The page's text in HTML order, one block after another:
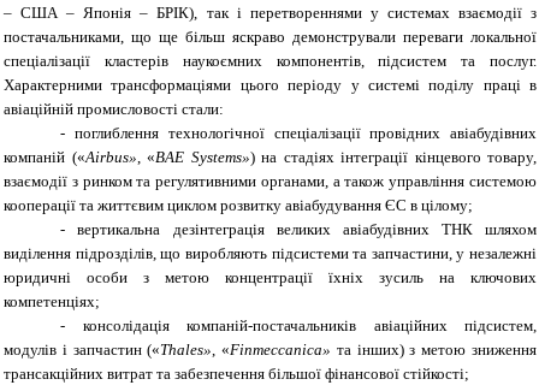
– США – Японія – БРІК), так і перетвореннями у системах взаємодії з
постачальниками, що ще більш яскраво демонстрували переваги локальної
спеціалізації кластерів наукоємних компонентів, підсистем та послуг.
Характерними трансформаціями цього періоду у системі поділу праці в
авіаційній промисловості стали:
- поглиблення технологічної спеціалізації провідних авіабудівних
компаній («Airbus», «BAE Systems») на стадіях інтеграції кінцевого товару,
взаємодії з ринком та регулятивними органами, а також управління системою
кооперації та життєвим циклом розвитку авіабудування ЄС в цілому;
-
вертикальна дезінтеграція великих авіабудівних ТНК шляхом
виділення підрозділів, що виробляють підсистеми та запчастини, у незалежні
юридичні особи з метою концентрації їхніх зусиль на ключових
компетенціях;
-
консолідація компаній-постачальників авіаційних підсистем,
модулів і запчастин («Thales», «Finmeccanica» та інших) з метою зниження
трансакційних витрат та забезпечення більшої фінансової стійкості;